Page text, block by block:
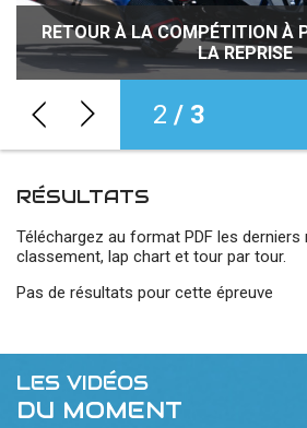
ROSSIGNOL REPREND LA
POURSUIT SA ROUTE,
RETOUR À LA COMPÉTITION À
LA REPRISE
JOURNÉES DÉCOUVERTE DE
VOUS À LA PRATIQUE DE LA
FRANCE !
2 / 3
RÉSULTATS
Téléchargez au format PDF les
classement, lap chart et tour par tour.
Pas de résultats pour cette épreuve
LES VIDÉOS
DU MOMENT